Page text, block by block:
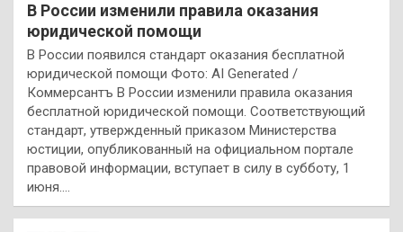
В России изменили правила оказания
юридической помощи
В России появился стандарт оказания бесплатной
юридической помощи Фото: AI Generated /
Коммерсантъ В России изменили правила оказания
бесплатной юридической помощи. Соответствующий
стандарт, утвержденный приказом Министерства
юстиции, опубликованный на официальном портале
правовой информации, вступает в силу в субботу, 1
июня.…